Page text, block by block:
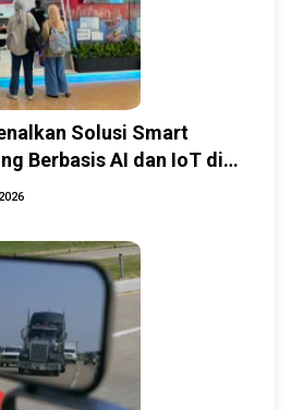
Solusi Smart
Berbasis AI dan IoT di